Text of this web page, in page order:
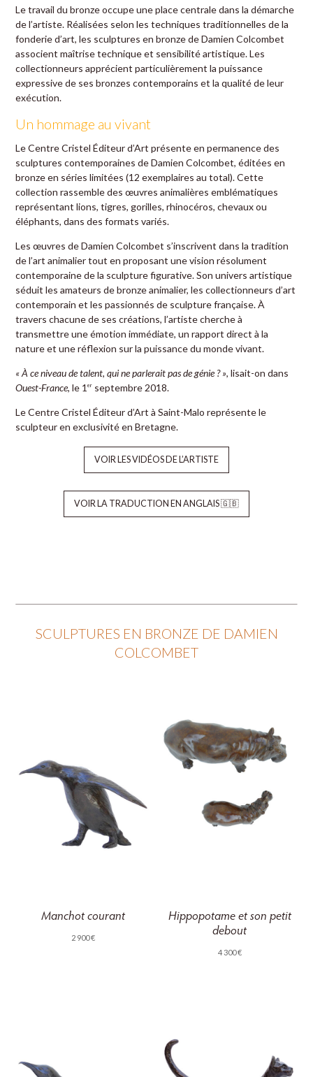
Le travail du bronze occupe une place centrale dans la démarche
de l’artiste. Réalisées selon les techniques traditionnelles de la
fonderie d’art, les sculptures en bronze de Damien Colcombet
associent maîtrise technique et sensibilité artistique. Les
collectionneurs apprécient particulièrement la puissance
expressive de ses bronzes contemporains et la qualité de leur
exécution.
Un hommage au vivant
Le Centre Cristel Éditeur d’Art présente en permanence des
sculptures contemporaines de Damien Colcombet, éditées en
bronze en séries limitées (12 exemplaires au total). Cette
collection rassemble des œuvres animalières emblématiques
représentant lions, tigres, gorilles, rhinocéros, chevaux ou
éléphants, dans des formats variés.
Les œuvres de Damien Colcombet s’inscrivent dans la tradition
de l’art animalier tout en proposant une vision résolument
contemporaine de la sculpture figurative. Son univers artistique
séduit les amateurs de bronze animalier, les collectionneurs d’art
contemporain et les passionnés de sculpture française. À
travers chacune de ses créations, l’artiste cherche à
transmettre une émotion immédiate, un rapport direct à la
nature et une réflexion sur la puissance du monde vivant.
« À ce niveau de talent, qui ne parlerait pas de génie ? », lisait-on dans
Ouest-France, le 1er septembre 2018.
Le Centre Cristel Éditeur d’Art à Saint-Malo représente le
sculpteur en exclusivité en Bretagne.
VOIR LES VIDÉOS DE L’ARTISTE
VOIR LA TRADUCTION EN ANGLAIS 🇬🇧
SCULPTURES EN BRONZE DE DAMIEN
COLCOMBET
Manchot courant
2 900€
Hippopotame et son petit
debout
4 300€